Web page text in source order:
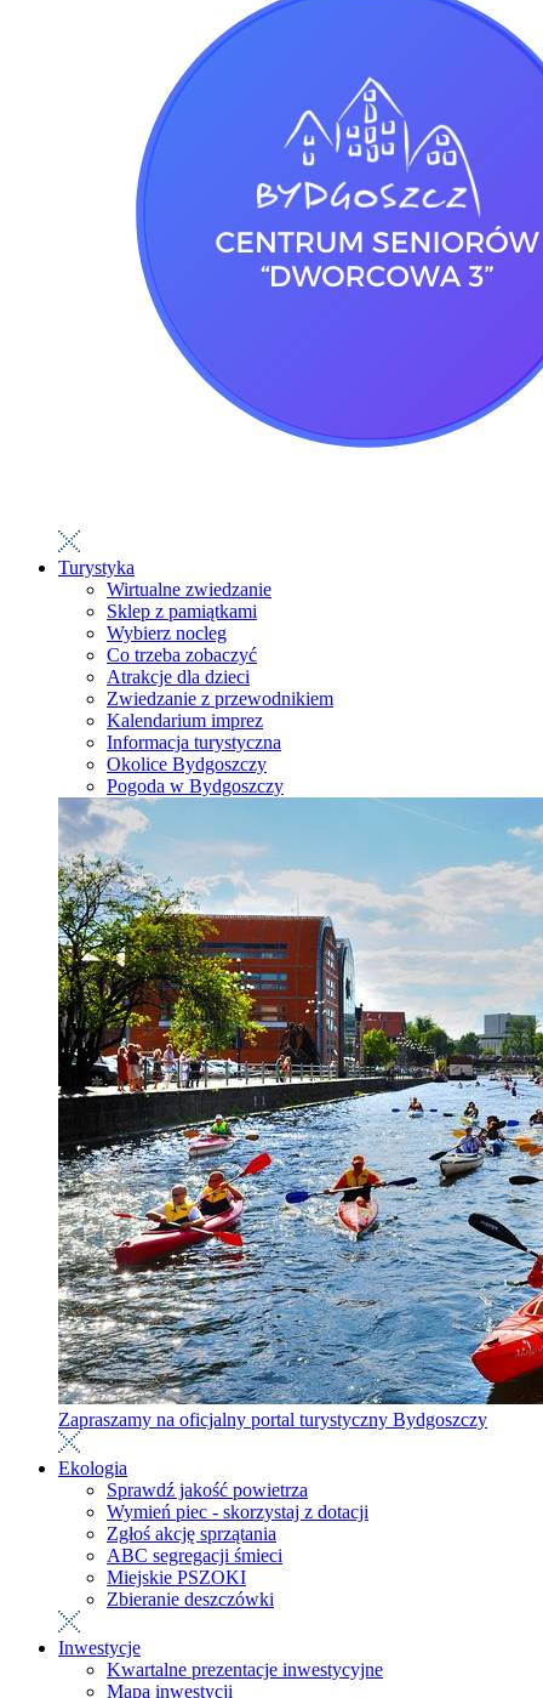
Turystyka
Wirtualne zwiedzanie
Sklep z pamiątkami
Wybierz nocleg
Co trzeba zobaczyć
Atrakcje dla dzieci
Zwiedzanie z przewodnikiem
Kalendarium imprez
Informacja turystyczna
Okolice Bydgoszczy
Pogoda w Bydgoszczy
Zapraszamy na oficjalny portal turystyczny Bydgoszczy
Ekologia
Sprawdź jakość powietrza
Wymień piec - skorzystaj z dotacji
Zgłoś akcję sprzątania
ABC segregacji śmieci
Miejskie PSZOKI
Zbieranie deszczówki
Inwestycje
Kwartalne prezentacje inwestycyjne
Mapa inwestycji